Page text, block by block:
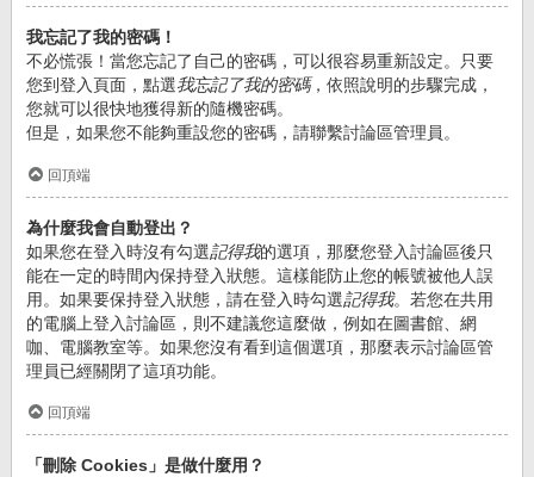
我忘記了我的密碼！
不必慌張！當您忘記了自己的密碼，可以很容易重新設定。只要
您到登入頁面，點選我忘記了我的密碼，依照說明的步驟完成，
您就可以很快地獲得新的隨機密碼。
但是，如果您不能夠重設您的密碼，請聯繫討論區管理員。
回頂端
為什麼我會自動登出？
如果您在登入時沒有勾選記得我的選項，那麼您登入討論區後只
能在一定的時間內保持登入狀態。這樣能防止您的帳號被他人誤
用。如果要保持登入狀態，請在登入時勾選記得我。若您在共用
的電腦上登入討論區，則不建議您這麼做，例如在圖書館、網
咖、電腦教室等。如果您沒有看到這個選項，那麼表示討論區管
理員已經關閉了這項功能。
回頂端
「刪除 Cookies」是做什麼用？